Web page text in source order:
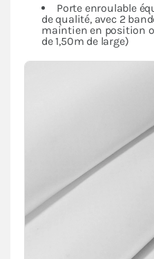
Porte enroulable
de qualité, avec 2
maintien en position
de 1,50m de large)